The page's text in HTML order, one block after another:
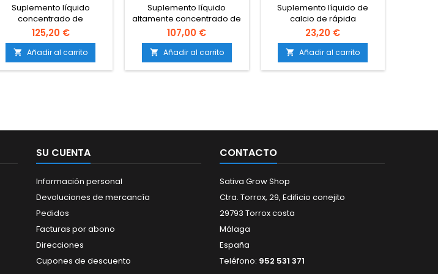
Suplemento líquido
concentrado de
potasio.Especialmente
indicado para la fase de
floración y
maduración.Favorece la
formación de cogollos
todo tipo de sistemas de
125,20 €
 Añadir al carrito
Suplemento líquido
altamente concentrado de
nitrógeno.Estimula el
crecimiento rápido y
vigoroso de las
plantas.Corrige
deficiencias de nitrógeno
tierra, coco e hidroponía.
107,00 €
 Añadir al carrito
Suplemento líquido de
calcio de rápida
absorción.Previene y
corrige deficiencias de
calcio.Refuerza las paredes
celulares y la estructura de
la planta.Mejora la calidad
23,20 €
 Añadir al carrito
SU CUENTA
Información personal
Devoluciones de mercancía
Pedidos
Facturas por abono
Direcciones
Cupones de descuento
CONTACTO
Sativa Grow Shop
Ctra. Torrox, 29, Edificio conejito
29793 Torrox costa
Málaga
España
Teléfono: 952 531 371